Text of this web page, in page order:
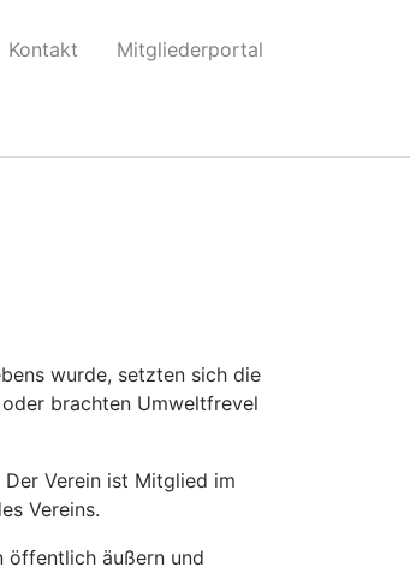
Abhängigkeiten eingereiht: . Weitere
Kontakt Mitgliederportal
wurde, setzten sich die
brachten Umweltfrevel
Verein ist Mitglied im
Vereins.
öffentlich äußern und